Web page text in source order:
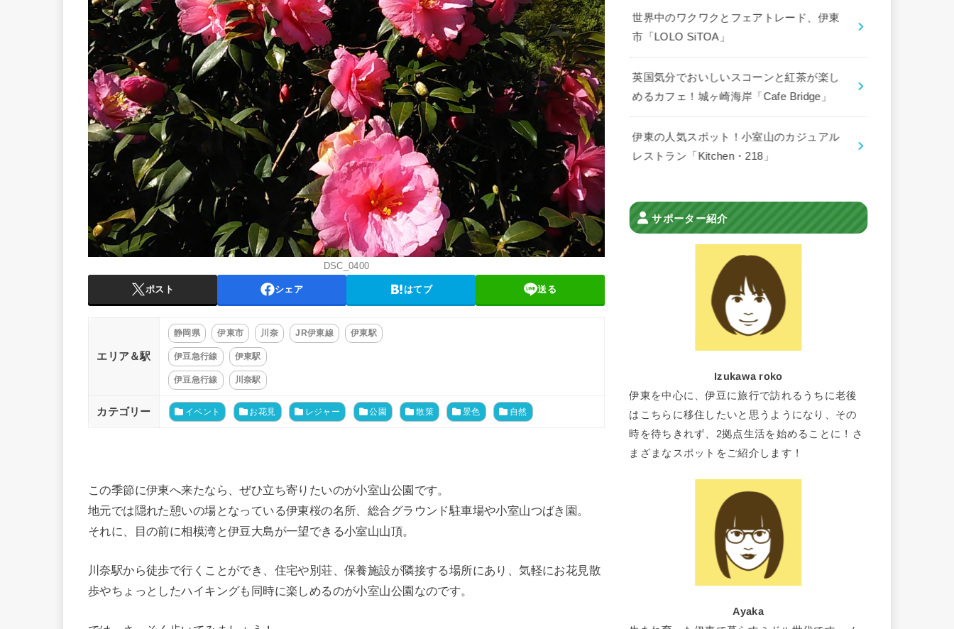
DSC_0400
ポスト シェア はてブ 送る
エリア＆駅
静岡県 伊東市 川奈 JR伊東線 伊東駅
伊豆急行線 伊東駅
伊豆急行線 川奈駅
カテゴリー イベント お花見 レジャー 公園 散策 景色 自然
この季節に伊東へ来たなら、ぜひ立ち寄りたいのが小室山公園です。
地元では隠れた憩いの場となっている伊東桜の名所、総合グラウンド駐車場や小室山つばき園。
それに、目の前に相模湾と伊豆大島が一望できる小室山山頂。
川奈駅から徒歩で行くことができ、住宅や別荘、保養施設が隣接する場所にあり、気軽にお花見散
歩やちょっとしたハイキングも同時に楽しめるのが小室山公園なのです。
世界中のワクワクとフェアトレード、伊東
市「LOLO SiTOA」
英国気分でおいしいスコーンと紅茶が楽し
めるカフェ！城ヶ崎海岸「Cafe Bridge」
伊東の人気スポット！小室山のカジュアル
レストラン「Kitchen・218」
サポーター紹介
Izukawa roko
伊東を中心に、伊豆に旅行で訪れるうちに老後
はこちらに移住したいと思うようになり、その
時を待ちきれず、2拠点生活を始めることに！さ
まざまなスポットをご紹介します！
Ayaka